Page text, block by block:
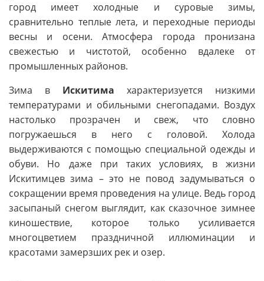
город имеет холодные и суровые зимы,
сравнительно теплые лета, и переходные периоды
весны и осени. Атмосфера города пронизана
свежестью и чистотой, особенно вдалеке от
промышленных районов.
Зима в Искитима характеризуется низкими
температурами и обильными снегопадами. Воздух
настолько прозрачен и свеж, что словно
погружаешься в него с головой. Холода
выдерживаются с помощью специальной одежды и
обуви. Но даже при таких условиях, в жизни
Искитимцев зима – это не повод задумываться о
сокращении время проведения на улице. Ведь город
засыпаный снегом выглядит, как сказочное зимнее
киношествие, которое только усиливается
многоцветием праздничной иллюминации и
красотами замерзших рек и озер.